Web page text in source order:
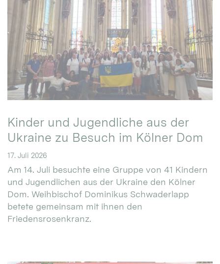
Kinder und Jugendliche aus der
Ukraine zu Besuch im Kölner Dom
17. Juli 2026
Am 14. Juli besuchte eine Gruppe von 41 Kindern
und Jugendlichen aus der Ukraine den Kölner
Dom. Weihbischof Dominikus Schwaderlapp
betete gemeinsam mit ihnen den
Friedensrosenkranz.